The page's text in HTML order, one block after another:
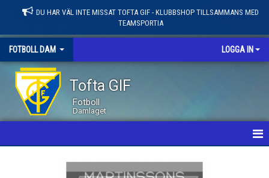
DU HAR VÄL INTE MISSAT TOFTA GIF - KLUBBSHOP TILLSAMMANS MED
TEAMSPORTIA
FOTBOLL DAM LOGGA IN
Tofta GIF
Fotboll
Damlaget